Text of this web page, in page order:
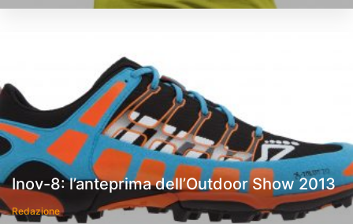
Inov-8: l’anteprima dell’Outdoor Show 2013
Redazione